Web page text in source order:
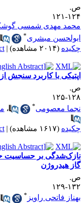
۱۲۱
مهدی شمسی
مبشری
(۲۰۱۴ مشاهده) |
|
با کاربرد سنجش از
۱۲۵
معصومی
،
(۱۶۱۷ مشاهده) |
|
بر حساسیت
هیدروژن
۱۲۹
فاتحی راویز * ،